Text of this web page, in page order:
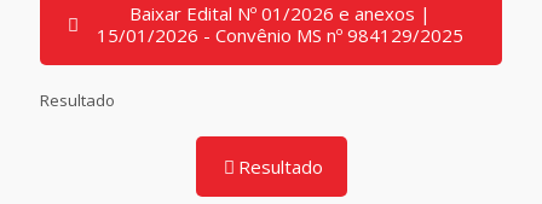
Baixar Edital Nº 01/2026 e anexos |
15/01/2026 - Convênio MS nº 984129/2025
Resultado
Resultado